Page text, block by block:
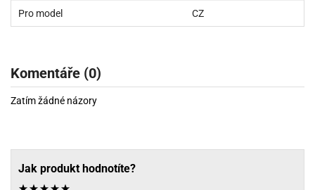
Pro model CZ
Komentáře (0)
Zatím žádné názory
Jak produkt hodnotíte?